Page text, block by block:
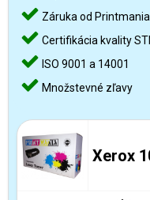
Záruka od
Certifikácia kvality
ISO 9001 a 14001
Množstevné zľavy
Xerox